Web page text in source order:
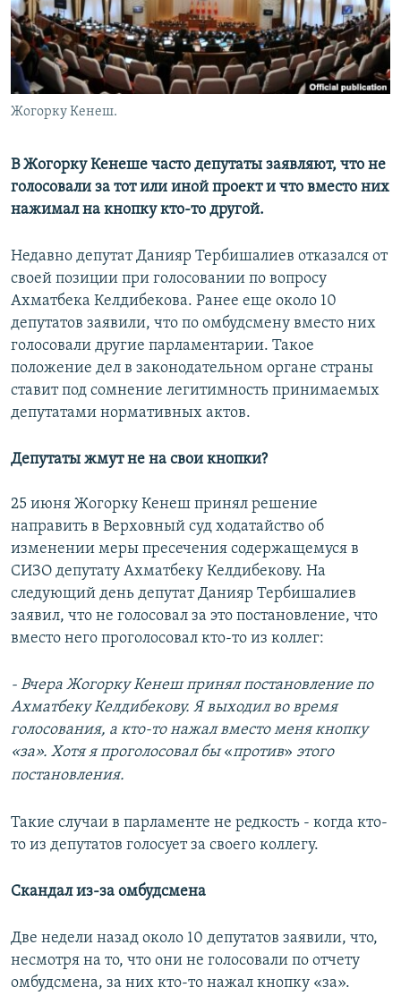
Жогорку Кенеш.
В Жогорку Кенеше часто депутаты заявляют, что не
голосовали за тот или иной проект и что вместо них
нажимал на кнопку кто-то другой.
Недавно депутат Данияр Тербишалиев отказался от
своей позиции при голосовании по вопросу
Ахматбека Келдибекова. Ранее еще около 10
депутатов заявили, что по омбудсмену вместо них
голосовали другие парламентарии. Такое
положение дел в законодательном органе страны
ставит под сомнение легитимность принимаемых
депутатами нормативных актов.
Депутаты жмут не на свои кнопки?
25 июня Жогорку Кенеш принял решение
направить в Верховный суд ходатайство об
изменении меры пресечения содержащемуся в
СИЗО депутату Ахматбеку Келдибекову. На
следующий день депутат Данияр Тербишалиев
заявил, что не голосовал за это постановление, что
вместо него проголосовал кто-то из коллег:
- Вчера Жогорку Кенеш принял постановление по
Ахматбеку Келдибекову. Я выходил во время
голосования, а кто-то нажал вместо меня кнопку
«за». Хотя я проголосовал бы«против» этого
постановления.
Такие случаи в парламенте не редкость - когда кто-
то из депутатов голосует за своего коллегу.
Скандал из-за омбудсмена
Две недели назад около 10 депутатов заявили, что,
несмотря на то, что они не голосовали по отчету
омбудсмена, за них кто-то нажал кнопку «за».